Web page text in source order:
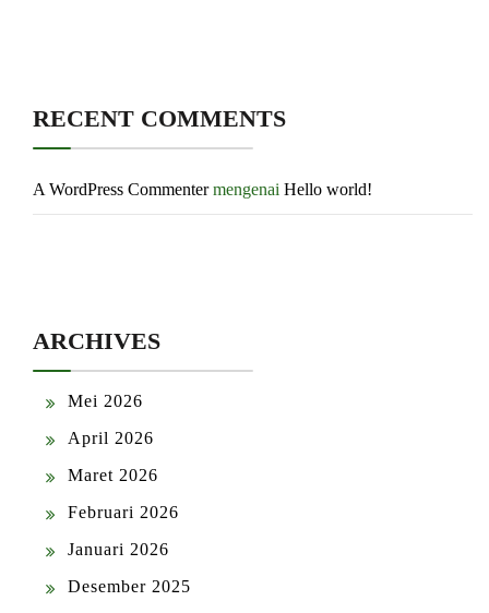
RECENT COMMENTS
A WordPress Commentermengenai Hello world!
ARCHIVES
Mei 2026
April 2026
Maret 2026
Februari 2026
Januari 2026
Desember 2025